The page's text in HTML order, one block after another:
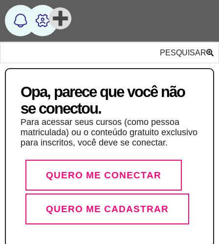
PESQUISAR
Opa, parece que você não
se conectou.
Para acessar seus cursos (como pessoa
matriculada) ou o conteúdo gratuito exclusivo
para inscritos, você deve se conectar.
QUERO ME CONECTAR
QUERO ME CADASTRAR